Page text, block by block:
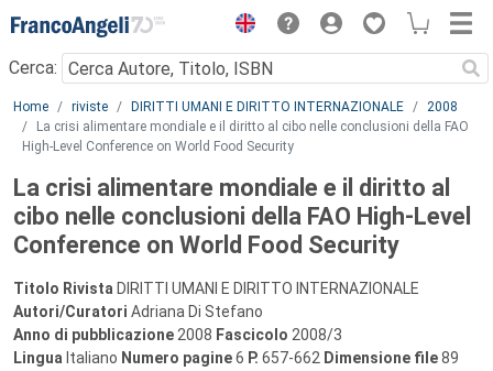
Menu
Cerca:
Main content
Home riviste DIRITTI UMANI E DIRITTO INTERNAZIONALE
2008
La crisi alimentare mondiale e il diritto al cibo nelle conclusioni della FAO
High-Level Conference on World Food Security
La crisi alimentare mondiale e il diritto al
cibo nelle conclusioni della FAO High-Level
Conference on World Food Security
Titolo Rivista DIRITTI UMANI E DIRITTO INTERNAZIONALE
Autori/Curatori Adriana Di Stefano
Anno di pubblicazione 2008 Fascicolo 2008/3
Lingua Italiano Numero pagine6 P. 657-662 Dimensione file89